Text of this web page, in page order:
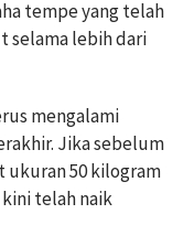
tempe yang telah
selama lebih dari
mengalami
Jika sebelum
ukuran 50 kilogram
kini telah naik